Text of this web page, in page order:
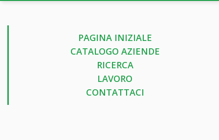
PAGINA INIZIALE
CATALOGO AZIENDE
RICERCA
LAVORO
CONTATTACI